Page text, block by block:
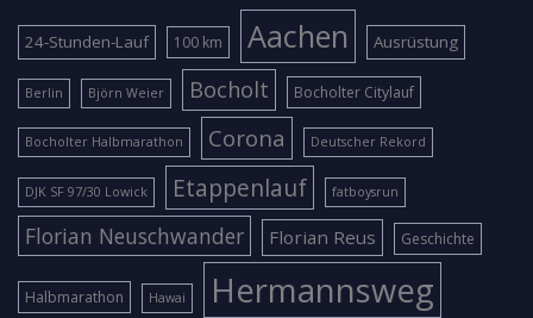
24-Stunden-Lauf 100 km Aachen Ausrüstung
Berlin Björn Weier Bocholt Bocholter Citylauf
Bocholter Halbmarathon Corona Deutscher Rekord
DJK SF 97/30 Lowick Etappenlauf fatboysrun
Florian Neuschwander Florian Reus Geschichte
Halbmarathon Hawai Hermannsweg